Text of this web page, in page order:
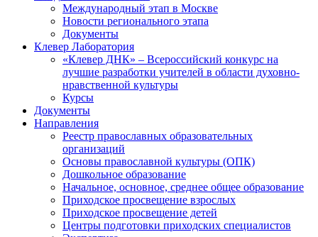
Международный этап в Москве
Новости регионального этапа
Документы
Клевер Лаборатория
«Клевер ДНК» – Всероссийский конкурс на
лучшие разработки учителей в области духовно-
нравственной культуры
Курсы
Документы
Направления
Реестр православных образовательных
организаций
Основы православной культуры (ОПК)
Дошкольное образование
Начальное, основное, среднее общее образование
Приходское просвещение взрослых
Приходское просвещение детей
Центры подготовки приходских специалистов